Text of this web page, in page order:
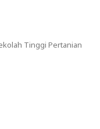
Tinggi Pertanian